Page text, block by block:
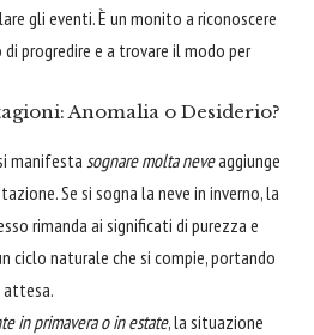
gli eventi. È un monito a riconoscere
progredire e a trovare il modo per
Anomalia o Desiderio?
manifesta sognare molta neveaggiunge
Se si sogna la neve in inverno, la
rimanda ai significati di purezza e
ciclo naturale che si compie, portando
attesa.
in primavera o in estate, la situazione